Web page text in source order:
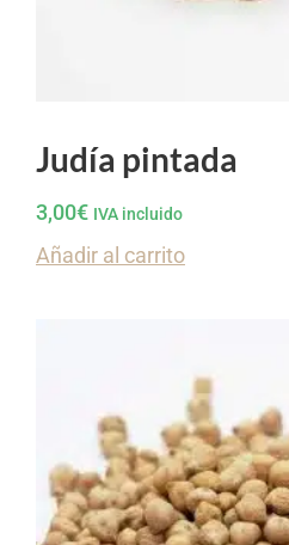
Judía pintada
3,00€ IVA incluido
Añadir al carrito